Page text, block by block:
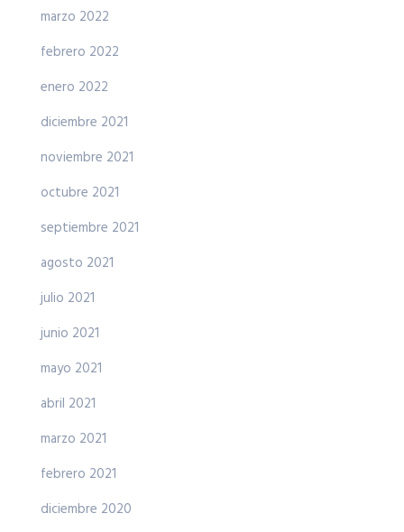
marzo 2022
febrero 2022
enero 2022
diciembre 2021
noviembre 2021
octubre 2021
septiembre 2021
agosto 2021
julio 2021
junio 2021
mayo 2021
abril 2021
marzo 2021
febrero 2021
diciembre 2020